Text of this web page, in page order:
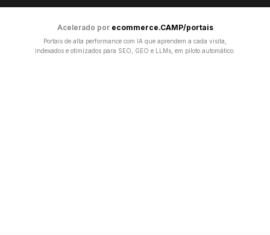
Acelerado por ecommerce.CAMP/portais
Portais de alta performance com IA que aprendem a cada visita,
indexados e otimizados para SEO, GEO e LLMs, em piloto automático.